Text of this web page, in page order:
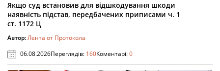
Якщо суд встановив для відшкодування шкоди
наявність підстав, передбачених приписами ч. 1
ст. 1172 Ц
Автор:Лента от Протокола
06.08.2026Переглядів: 160Коментарі:0